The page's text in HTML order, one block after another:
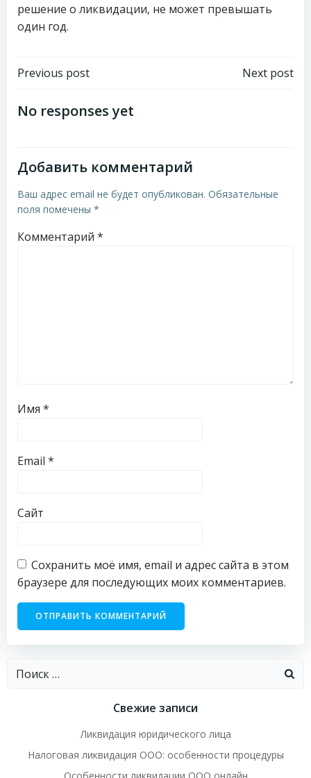
решение о ликвидации, не может превышать
один год.
Навигация
по
Previous post
Навигация
Next post
No responses yet
Добавить комментарий
Ваш адрес email не будет опубликован. Обязательные
поля помечены *
Комментарий *
Имя *
Email *
Сайт
Сохранить моё имя, email и адрес сайта в этом
браузере для последующих моих комментариев.
Найти:
Свежие записи
Ликвидация юридического лица
Налоговая ликвидация ООО: особенности процедуры
Особенности ликвидации ООО онлайн